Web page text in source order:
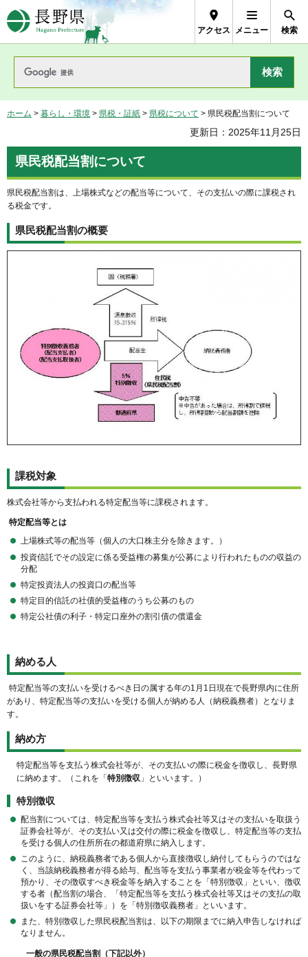
長野県Nagano Prefecture
アクセス メニュー 検索
ホーム > 暮らし・環境 > 県税・証紙 > 県税について > 県民税配当割について
更新日：2025年11月25日
県民税配当割について
県民税配当割は、上場株式などの配当等について、その支払いの際に課税され
る税金です。
県民税配当割の概要
課税対象
株式会社等から支払われる特定配当等に課税されます。
特定配当等とは
上場株式等の配当等（個人の大口株主分を除きます。）
投資信託でその設定に係る受益権の募集が公募により行われたものの収益の
分配
特定投資法人の投資口の配当等
特定目的信託の社債的受益権のうち公募のもの
特定公社債の利子・特定口座外の割引債の償還金
納める人
特定配当等の支払いを受けるべき日の属する年の1月1日現在で長野県内に住所
があり、特定配当等の支払いを受ける個人が納める人（納税義務者）となりま
す。
納め方
特定配当等を支払う株式会社等が、その支払いの際に税金を徴収し、長野県
に納めます。（これを「特別徴収 」といいます。）
特別徴収
配当割については、特定配当等を支払う株式会社等又はその支払いを取扱う
証券会社等が、その支払い又は交付の際に税金を徴収し、特定配当等の支払
を受ける個人の住所所在の都道府県に納入します。
このように、納税義務者である個人から直接徴収し納付してもらうのではな
く、当該納税義務者が得る給与、配当等を支払う事業者が税金等を代わって
預かり、その徴収すべき税金等を納入することを「特別徴収」といい、徴収
する者（配当割の場合、「特定配当等を支払う株式会社等又はその支払の取
扱いをする証券会社等」）を「特別徴収義務者」といいます。
また、特別徴収した県民税配当割は、以下の期限までに納入申告しなければ
なりません。
一般の県民税配当割（下記以外）